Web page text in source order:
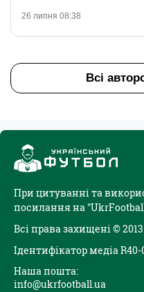
26 липня 08:38
Всі
При цитуванні та
посилання на
Всі права захищені ©
Ідентифікатор медіа R40-
Наша пошта:
info@ukrfootball.ua